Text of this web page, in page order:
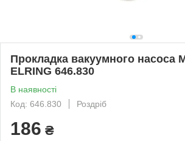
Прокладка вакуумного насоса
ELRING 646.830
В наявності
Код: 646.830
Роздріб
186 ₴